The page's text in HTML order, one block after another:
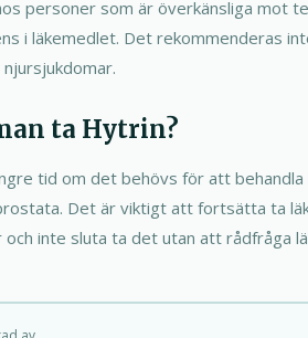
personer som är överkänsliga mot
i läkemedlet. Det rekommenderas
ta Hytrin?
tid om det behövs för att
Det är viktigt att fortsätta ta
och inte sluta ta det utan att rådfråga